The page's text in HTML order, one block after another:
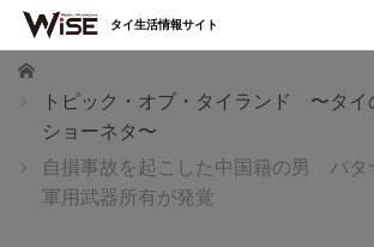
ホーム
トピック・オブ・タイランド 〜タイ
ショーネタ〜
自損事故を起こした中国籍の男 パタ
軍用武器所有が発覚
タイ生活情報サイト